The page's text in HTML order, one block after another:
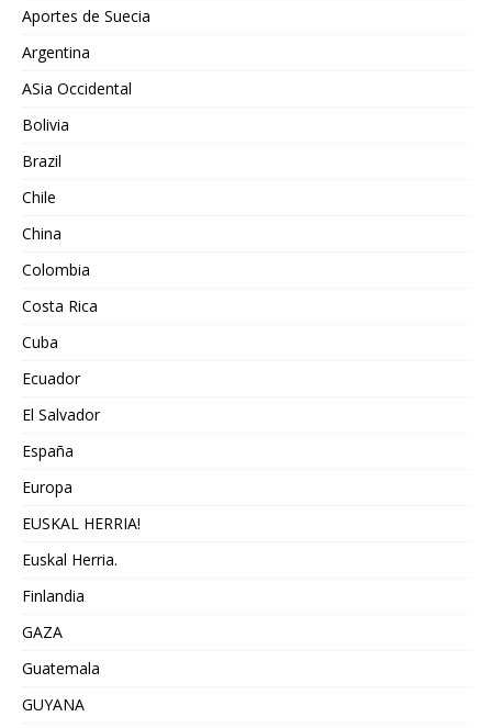
Aportes de Suecia
Argentina
ASia Occidental
Bolivia
Brazil
Chile
China
Colombia
Costa Rica
Cuba
Ecuador
El Salvador
España
Europa
EUSKAL HERRIA!
Euskal Herria.
Finlandia
GAZA
Guatemala
GUYANA